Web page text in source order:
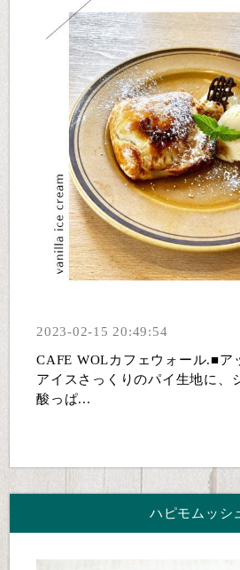
2023-02-15 20:49:54
CAFE WOLカフェウォール.■ア
アイスさっくりのパイ生地に、
酸っぱ...
ハピモムッシ